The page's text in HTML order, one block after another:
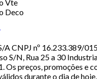
A CNPJ nº 16.233.389/
S/N, Rua 25 a 30
Os preços, promoções e
durante o dia de